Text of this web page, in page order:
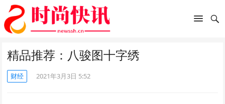
精品推荐：八骏图十字绣
财经 2021年3月3日 5:52